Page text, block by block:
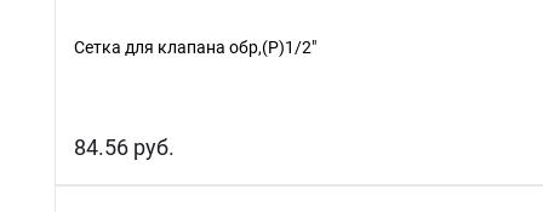
Сетка для клапана обр,(Р)1/2"
84.56 руб.